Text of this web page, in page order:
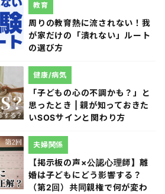
周りの教育熱に流されない！我
が家だけの「潰れない」ルート
の選び方
教育
「子どもの心の不調かも？」と
思ったとき | 親が知っておきた
いSOSサインと関わり方
健康/病気
【掲示板の声×公認心理師】離
婚は子どもにどう影響する？
（第2回）共同親権で何が変わ
夫婦関係